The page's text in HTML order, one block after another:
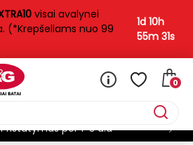
visai avalynei
(*Krepšeliams nuo 99
1d 10h
55m 31s
0
per 1-3 d.d